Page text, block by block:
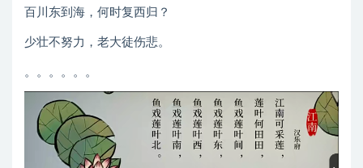
百川东到海，何时复西归？
少壮不努力，老大徒伤悲。
。。。。。。